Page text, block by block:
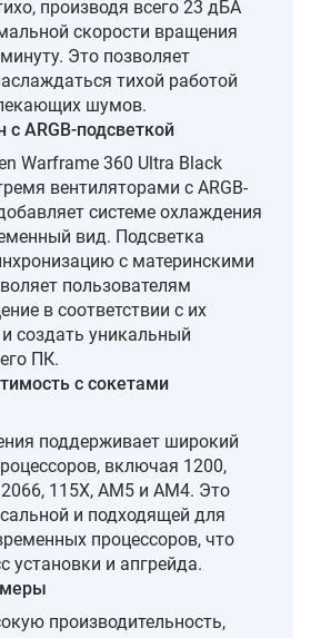
производя всего 23 дБА
скорости вращения
Это позволяет
тихой работой
шумов.
ARGB-подсветкой
Warframe 360 Ultra Black
вентиляторами с ARGB-
системе охлаждения
вид. Подсветка
с материнскими
пользователям
в соответствии с их
создать уникальный
ПК.
с сокетами
поддерживает широкий
включая 1200,
115X, AM5 и AM4. Это
и подходящей для
процессоров, что
установки и апгрейда.
производительность,